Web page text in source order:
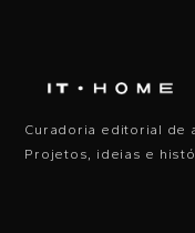
Curadoria editorial de
Projetos, ideias e